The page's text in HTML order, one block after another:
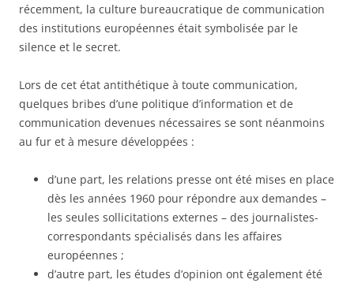
récemment, la culture bureaucratique de communication
des institutions européennes était symbolisée par le
silence et le secret.
Lors de cet état antithétique à toute communication,
quelques bribes d’une politique d’information et de
communication devenues nécessaires se sont néanmoins
au fur et à mesure développées :
d’une part, les relations presse ont été mises en place
dès les années 1960 pour répondre aux demandes –
les seules sollicitations externes – des journalistes-
correspondants spécialisés dans les affaires
européennes ;
d’autre part, les études d’opinion ont également été